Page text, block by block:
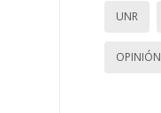
UNR
OPINIÓN